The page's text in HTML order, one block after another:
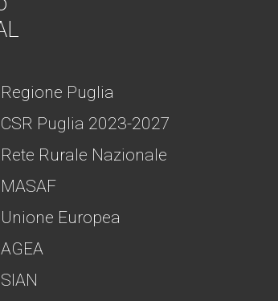
Regione Puglia
CSR Puglia 2023-2027
Rete Rurale Nazionale
MASAF
Unione Europea
AGEA
SIAN